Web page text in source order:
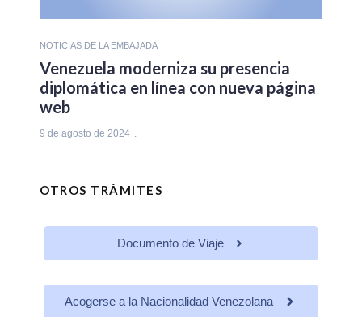
NOTICIAS DE LA EMBAJADA
Venezuela moderniza su presencia
diplomática en línea con nueva página
web
9 de agosto de 2024
OTROS TRÁMITES
Documento de Viaje
Acogerse a la Nacionalidad Venezolana